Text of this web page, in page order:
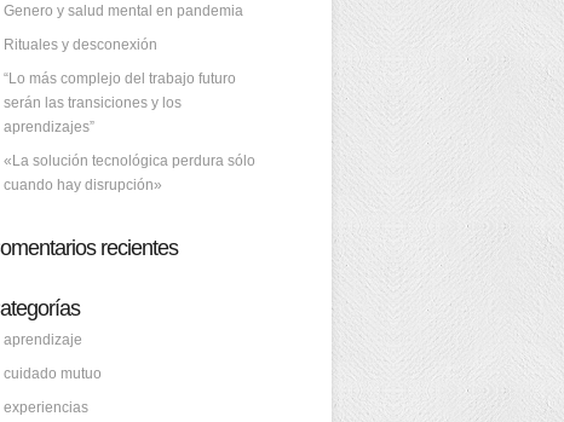
Genero y salud mental en pandemia
Rituales y desconexión
“Lo más complejo del trabajo futuro
serán las transiciones y los
aprendizajes”
«La solución tecnológica perdura sólo
cuando hay disrupción»
recientes
aprendizaje
cuidado mutuo
experiencias